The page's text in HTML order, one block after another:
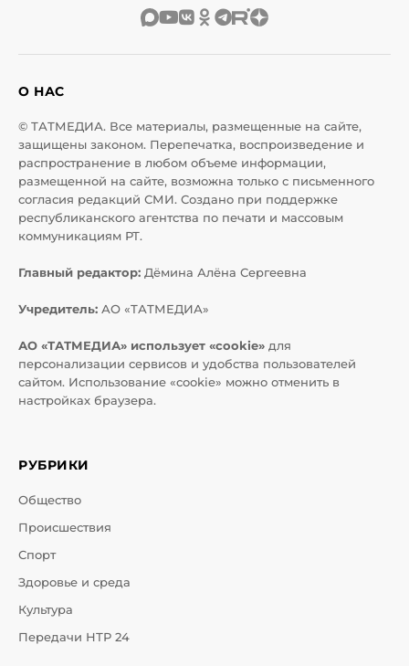
О НАС
© ТАТМЕДИА. Все материалы, размещенные на сайте,
защищены законом. Перепечатка, воспроизведение и
распространение в любом объеме информации,
размещенной на сайте, возможна только с письменного
согласия редакций СМИ. Создано при поддержке
республиканского агентства по печати и массовым
коммуникациям РТ.
Главный редактор: Дёмина Алёна Сергеевна
Учредитель: АО «ТАТМЕДИА»
АО «ТАТМЕДИА» использует «cookie» для
персонализации сервисов и удобства пользователей
сайтом. Использование «cookie» можно отменить в
настройках браузера.
РУБРИКИ
Общество
Происшествия
Спорт
Здоровье и среда
Культура
Передачи НТР 24